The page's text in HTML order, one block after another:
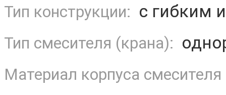
Тип конструкции: с гибким
Тип смесителя (крана):
Материал корпуса